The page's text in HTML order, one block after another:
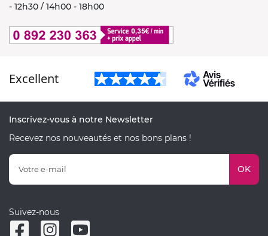
- 12h30 / 14h00 - 18h00
Excellent
Inscrivez-vous à notre Newsletter
Recevez nos nouveautés et nos bons plans !
OK
Suivez-nous